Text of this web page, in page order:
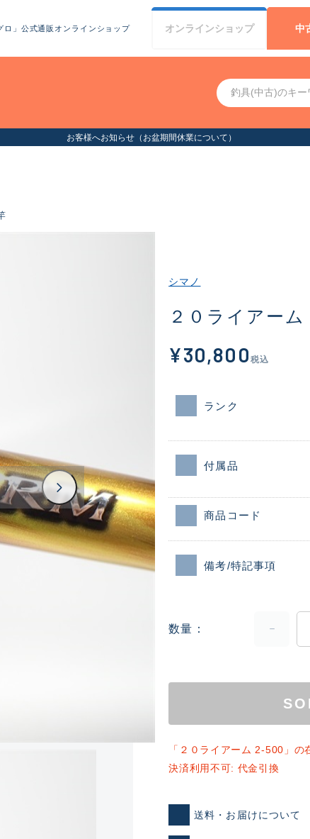
」公式通販オンラインショップ オンラインショップ 中
お客様へお知らせ（お盆期間休業について）
シマノ
２０ライアー
¥30,800 税込
ランク
付属品
商品コード
備考/特記事項
数量
「２０ライアーム 2-500」の
決済利用不可: 代金引換
送料・お届けについて